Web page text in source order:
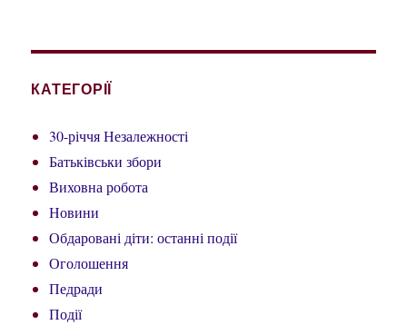
КАТЕГОРІЇ
30-річчя Незалежності
Батьківськи збори
Виховна робота
Новини
Обдаровані діти: останні події
Оголошення
Педради
Події